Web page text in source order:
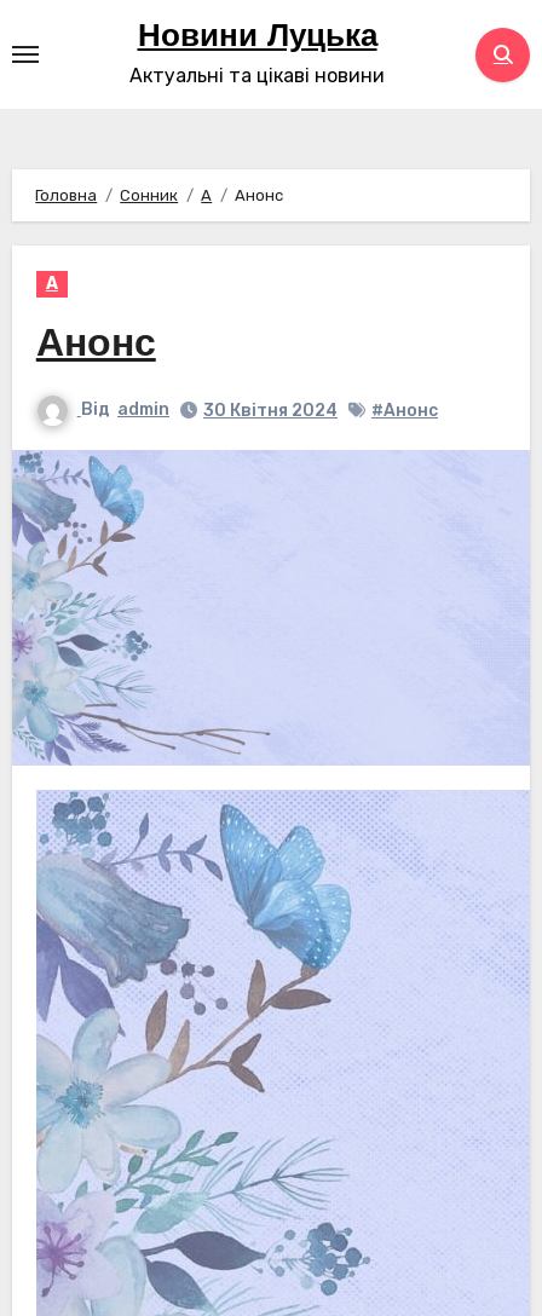
до
Новини Луцька
Актуальні та цікаві новини
Головна Сонник А Анонс
А
Анонс
Від admin 30 Квітня 2024 #Анонс